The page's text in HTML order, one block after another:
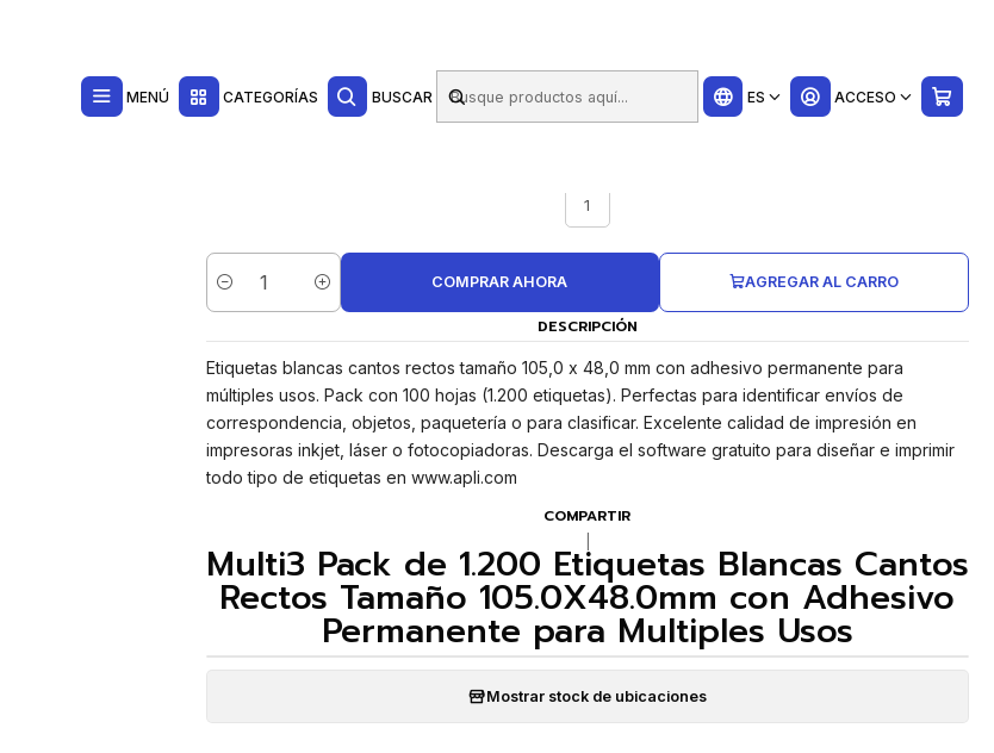
MENÚ CATEGORÍAS BUSCAR ES ACCESO
Multi3 Pack de 1.200 Etiquetas Blancas Cantos Rectos Tamaño 105.0X48.0mm con Adhesivo Permanente para Multiples Usos
1
Cantidad
AGREGAR AL CARRO
COMPRAR AHORA
DESCRIPCIÓN
Etiquetas blancas cantos rectos tamaño 105,0 x 48,0 mm con adhesivo permanente para
múltiples usos. Pack con 100 hojas (1.200 etiquetas). Perfectas para identificar envíos de
correspondencia, objetos, paquetería o para clasificar. Excelente calidad de impresión en
impresoras inkjet, láser o fotocopiadoras. Descarga el software gratuito para diseñar e imprimir
todo tipo de etiquetas en www.apli.com
COMPARTIR
Multi3 Pack de 1.200 Etiquetas Blancas Cantos
Rectos Tamaño 105.0X48.0mm con Adhesivo
Permanente para Multiples Usos
Mostrar stock de ubicaciones